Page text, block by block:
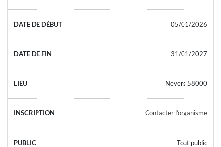
05/01/2026
31/01/2027
Nevers 58000
Contacter l’organisme
Tout public